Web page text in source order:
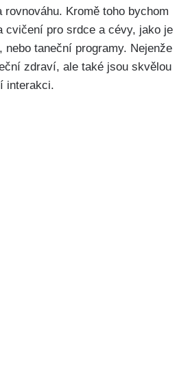
Kromě toho bychom
cvičení pro srdce a cévy, jako je
nebo taneční programy. Nejenže
zdraví, ale také jsou skvělou
interakci.